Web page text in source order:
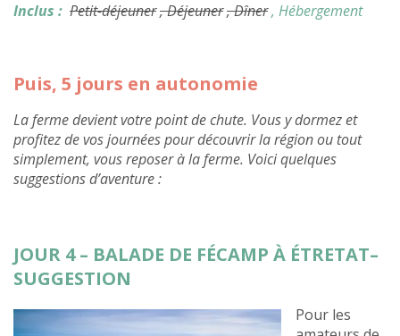
Inclus : Petit-déjeuner, Déjeuner, Dîner, Hébergement
Puis, 5 jours en autonomie
La ferme devient votre point de chute. Vous y dormez et
profitez de vos journées pour découvrir la région ou tout
simplement, vous reposer à la ferme. Voici quelques
suggestions d’aventure :
JOUR 4 – BALADE DE FÉCAMP À ÉTRETAT–
SUGGESTION
Pour les